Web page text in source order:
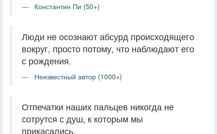
Константин Пи (50+)
Люди не осознают абсурд происходящего
вокруг, просто потому, что наблюдают его
с рождения.
Неизвестный автор (1000+)
Отпечатки наших пальцев никогда не
сотрутся с душ, к которым мы
прикасались.